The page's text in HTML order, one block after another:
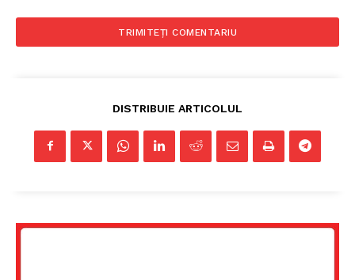
Un proiect
FREEDOM HOUSE ROMÂNIA
DISTRIBUIE ARTICOLUL